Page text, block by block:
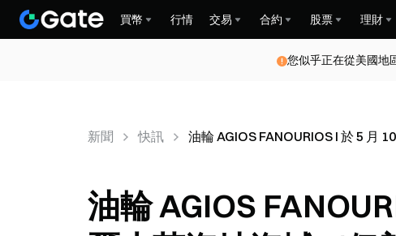
買幣 行情 交易 合約 股票 理財
您似乎正在從美國地
新聞 快訊 油輪 AGIOS FANOURIOS I 於 5 月
油輪 AGIOS